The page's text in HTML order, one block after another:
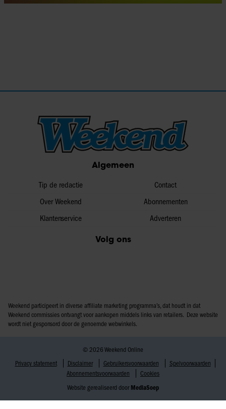
Algemeen
Tip de redactie
Over Weekend
Klantenservice
Contact
Abonnementen
Adverteren
Volg ons
Weekend participeert in diverse affiliate marketing programma’s, dat houdt in dat
Weekend commissies ontvangt voor aankopen middels links van retailers. Deze website
wordt niet gesponsord door de genoemde webwinkels.
© 2026 Weekend Online
Privacy statement
Disclaimer Gebruikersvoorwaarden
Spelvoorwaarden
Abonnementsvoorwaarden
Cookies
Website gerealiseerd door MediaSoep